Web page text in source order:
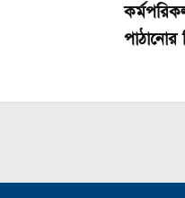
পাঠানোর